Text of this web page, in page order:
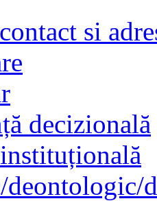
si
decizională
deontologic/